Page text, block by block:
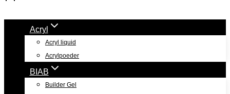
Acryl
Acryl liquid
Acrylpoeder
BIAB
Builder Gel